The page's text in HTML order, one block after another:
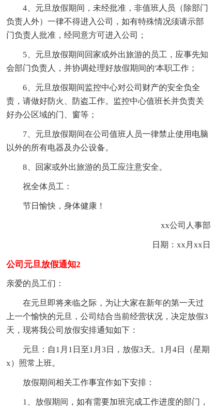
4、元旦放假期间，未经批准，非值班人员（除部门
负责人外）一律不得进入公司，如有特殊情况须请示部
门负责人批准，经同意方可进入公司；
5、元旦放假期间回家或外出旅游的员工，应事先知
会部门负责人，并协调处理好放假期间的'本职工作；
6、元旦放假期间监控中心对公司财产的安全负全
责，请做好防火、防盗工作。监控中心值班长并负责关
好办公区域的门、窗等；
7、元旦放假期间在公司值班人员一律禁止使用电脑
以外的所有电器及办公设备。
8、回家或外出旅游的员工应注意安全。
祝全体员工：
节日愉快，身体健康！
xx公司人事部
日期：xx月xx日
公司元旦放假通知2
亲爱的员工们：
在元旦即将来临之际，为让大家在新年的第一天过
上一个愉快的元旦，公司结合当前经营状况，决定放假3
天，现将我公司放假安排通知如下：
元旦：自1月1日至1月3日，放假3天。1月4日（星期
x）照常上班。
放假期间相关工作事宜作如下安排：
1、放假期间，如有需要加班完成工作进度的部门，